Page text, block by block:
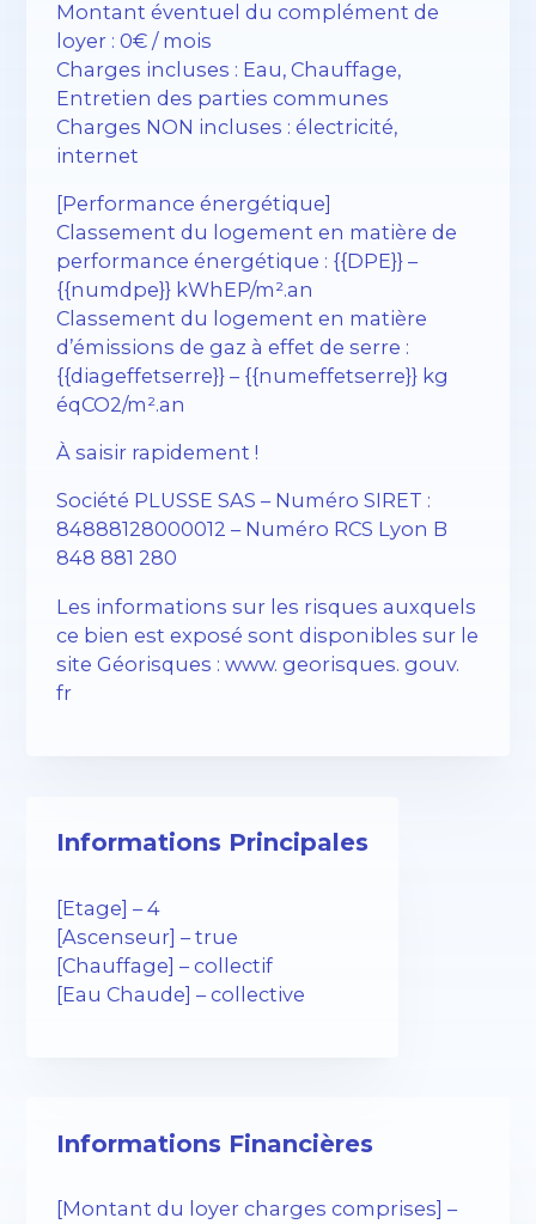
Montant éventuel du complément de
loyer : 0€ / mois
Charges incluses : Eau, Chauffage,
Entretien des parties communes
Charges NON incluses : électricité,
internet
[Performance énergétique]
Classement du logement en matière de
performance énergétique : {{DPE}} –
{{numdpe}} kWhEP/m².an
Classement du logement en matière
d’émissions de gaz à effet de serre :
{{diageffetserre}} – {{numeffetserre}} kg
éqCO2/m².an
À saisir rapidement !
Société PLUSSE SAS – ​​Numéro SIRET :
84888128000012 – Numéro RCS Lyon B
848 881 280
Les informations sur les risques auxquels
ce bien est exposé sont disponibles sur le
site Géorisques : www. georisques. gouv.
fr
Informations Principales
[Etage] – 4
[Ascenseur] – true
[Chauffage] – collectif
[Eau Chaude] – collective
Informations Financières
[Montant du loyer charges comprises] –